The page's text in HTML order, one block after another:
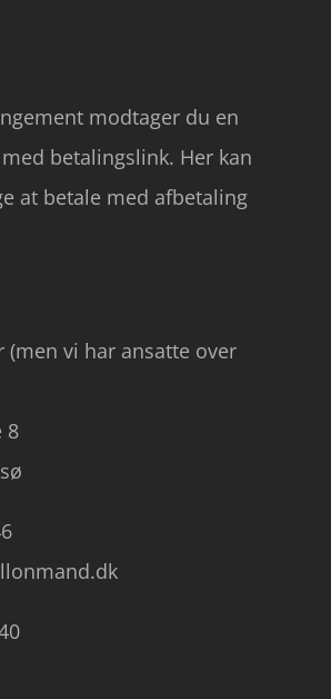
modtager du en
betalingslink. Her kan
at betale med afbetaling
(men vi har ansatte over
8